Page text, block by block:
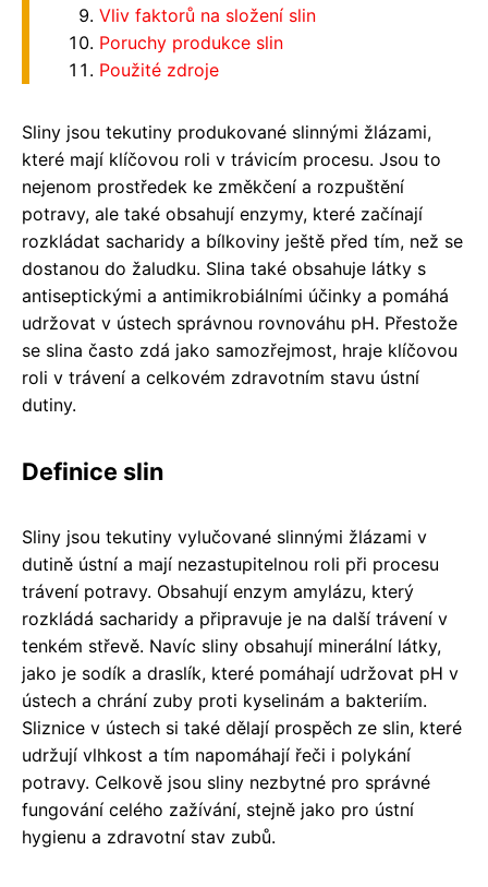
Vliv faktorů na složení slin
Poruchy produkce slin
Použité zdroje
Sliny jsou tekutiny produkované slinnými žlázami,
které mají klíčovou roli v trávicím procesu. Jsou to
nejenom prostředek ke změkčení a rozpuštění
potravy, ale také obsahují enzymy, které začínají
rozkládat sacharidy a bílkoviny ještě před tím, než se
dostanou do žaludku. Slina také obsahuje látky s
antiseptickými a antimikrobiálními účinky a pomáhá
udržovat v ústech správnou rovnováhu pH. Přestože
se slina často zdá jako samozřejmost, hraje klíčovou
roli v trávení a celkovém zdravotním stavu ústní
dutiny.
Definice slin
Sliny jsou tekutiny vylučované slinnými žlázami v
dutině ústní a mají nezastupitelnou roli při procesu
trávení potravy. Obsahují enzym amylázu, který
rozkládá sacharidy a připravuje je na další trávení v
tenkém střevě. Navíc sliny obsahují minerální látky,
jako je sodík a draslík, které pomáhají udržovat pH v
ústech a chrání zuby proti kyselinám a bakteriím.
Sliznice v ústech si také dělají prospěch ze slin, které
udržují vlhkost a tím napomáhají řeči i polykání
potravy. Celkově jsou sliny nezbytné pro správné
fungování celého zažívání, stejně jako pro ústní
hygienu a zdravotní stav zubů.